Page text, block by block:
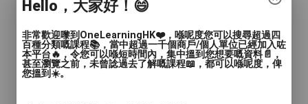
鬆的跟真正的日本人或日本老師一對一來提
升基本會話能力並學習到你想要的道地日文
喔!!
Hello，大家好！😄
非常歡迎嚟到OneLearningHK❤️，喺呢度您可以搜尋超過四
百種分類嘅課程📚，當中超過一千個商戶/個人單位已經加入咗
本平台🔥，令您可以喺短時間內，集中搵到您想要嘅資料📄，
甚至瀏覽之前，未曾諗過去了解嘅課程📖，都可以喺呢度，俾
您搵到☀️。